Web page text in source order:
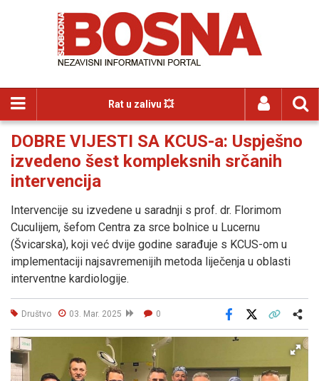
Rat u zalivu 💥
DOBRE VIJESTI SA KCUS-a: Uspješno
izvedeno šest kompleksnih srčanih
intervencija
Intervencije su izvedene u saradnji s prof. dr. Florimom
Cuculijem, šefom Centra za srce bolnice u Lucernu
(Švicarska), koji već dvije godine sarađuje s KCUS-om u
implementaciji najsavremenijih metoda liječenja u oblasti
interventne kardiologije.
Društvo 03. Mar. 2025 0
Facebook